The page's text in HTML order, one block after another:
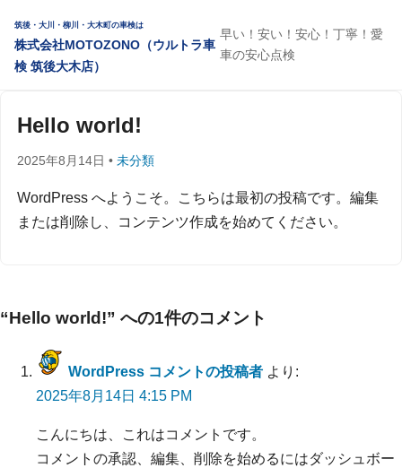
筑後・大川・柳川・大木町の車検は
株式会社MOTOZONO（ウルトラ車
検 筑後大木店）
早い！安い！安心！丁寧！愛
車の安心点検
Hello world!
2025年8月14日 • 未分類
WordPress へようこそ。こちらは最初の投稿です。編集
または削除し、コンテンツ作成を始めてください。
“Hello world!” への1件のコメント
WordPress コメントの投稿者 より:
2025年8月14日 4:15 PM
こんにちは、これはコメントです。
コメントの承認、編集、削除を始めるにはダッシュボー